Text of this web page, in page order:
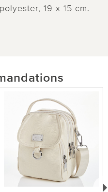
19 x 15 cm.